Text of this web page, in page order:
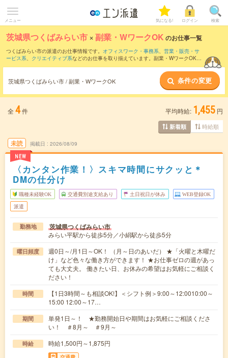
メニュー 気になる! ログイン 検索
茨城県つくばみらい市 ×副業・WワークOK のお仕事一覧
つくばみらい市の派遣のお仕事情報です。 オフィスワーク・事務系、 営業・販売・サ
ービス系、 クリエイティブ系などのお仕事を取り揃えています。副業・WワークOKの
茨城県つくばみらい市 / 副業・WワークOK 条件の変更
全 4件 平均時給: 1,455 円
新着順 時給順
未読
NEW
掲載日 2026/08/09
〈カンタン作業！〉スキマ時間にサクッと＊
DMの仕分け
職種未経験OK 交通費別途支給あり 土日祝日が休み WEB登録OK
派遣
勤務地 茨城県つくばみらい市
みらい平駅から徒歩5分／小絹駅から徒歩5分
曜日頻度
週0日～/月1日～OK！ （月～日のあいだ） ★「火曜と木曜だ
け」など色々な働き方ができます！ ★お仕事ゼロの週があっ
ても大丈夫。 働きたい日、お休みの希望はお気軽にご相談く
ださい！
時間
【1日3時間～も相談OK!】＜シフト例＞9:00～12:0010:00～
15:00 12:00～17…
期間
単発1日～！ ★勤務開始日や期間はお気軽にご相談くださ
い！ ＃8月～ ＃9月～
時給 時給1,500円～1,875円